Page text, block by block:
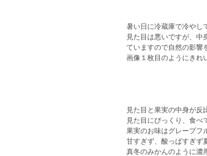
暑い日に冷蔵庫で冷やし
見た目は悪いですが、中
ていますので自然の影響
画像１枚目のようにきれ
見た目と果実の中身が反
見た目にびっくり、食べ
果実のお味はグレープフ
甘すぎず、酸っぱすぎず
真冬のみかんのように濃